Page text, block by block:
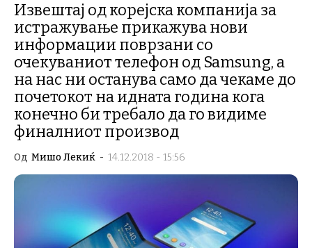
Извештај од корејска компанија за
истражување прикажува нови
информации поврзани со
очекуваниот телефон од Samsung, а
на нас ни останува само да чекаме до
почетокот на идната година кога
конечно би требало да го видиме
финалниот производ
Од Мишо Лекиќ - 14.12.2018 - 15:56